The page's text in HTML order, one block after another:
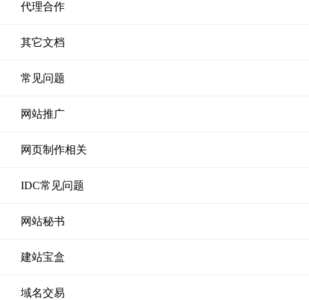
代理合作
其它文档
常见问题
网站推广
网页制作相关
IDC常见问题
网站秘书
建站宝盒
域名交易